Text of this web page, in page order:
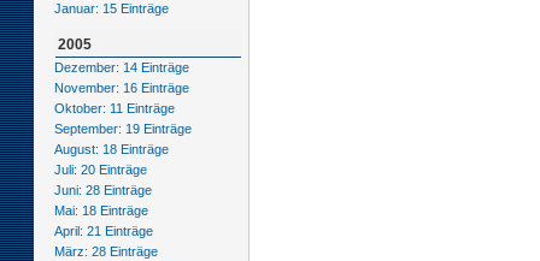
Januar: 15 Einträge
2005
Dezember: 14 Einträge
November: 16 Einträge
Oktober: 11 Einträge
September: 19 Einträge
August: 18 Einträge
Juli: 20 Einträge
Juni: 28 Einträge
Mai: 18 Einträge
April: 21 Einträge
März: 28 Einträge